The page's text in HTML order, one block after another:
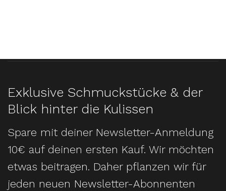
Exklusive Schmuckstücke & der
Blick hinter die Kulissen
Spare mit deiner Newsletter-Anmeldung
10€ auf deinen ersten Kauf. Wir möchten
etwas beitragen. Daher pflanzen wir für
jeden neuen Newsletter-Abonnenten